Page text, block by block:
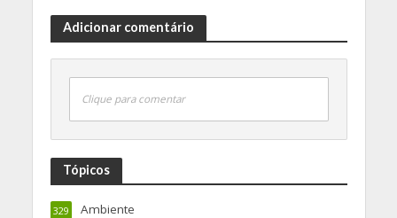
Adicionar comentário
Clique para comentar
Tópicos
Ambiente
329